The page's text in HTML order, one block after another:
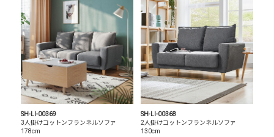
SH-LI-00369
3人掛けコットンフランネルソファ
178cm
SH-LI-00368
2人掛けコットンフランネルソファ
130cm